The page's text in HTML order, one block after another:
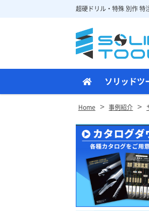
超硬ドリル・特殊 別作 特
ソリッドツ
Home > 事例紹介 >